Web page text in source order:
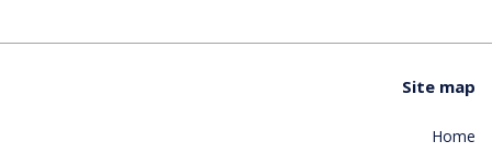
Site map
Home